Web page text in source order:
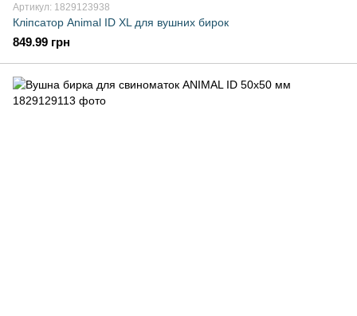
Артикул: 1829123938
Кліпсатор Animal ID XL для вушних бирок
849.99 грн